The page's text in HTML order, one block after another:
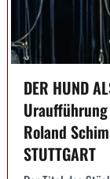
DER HUND
Roland
STUTTGART